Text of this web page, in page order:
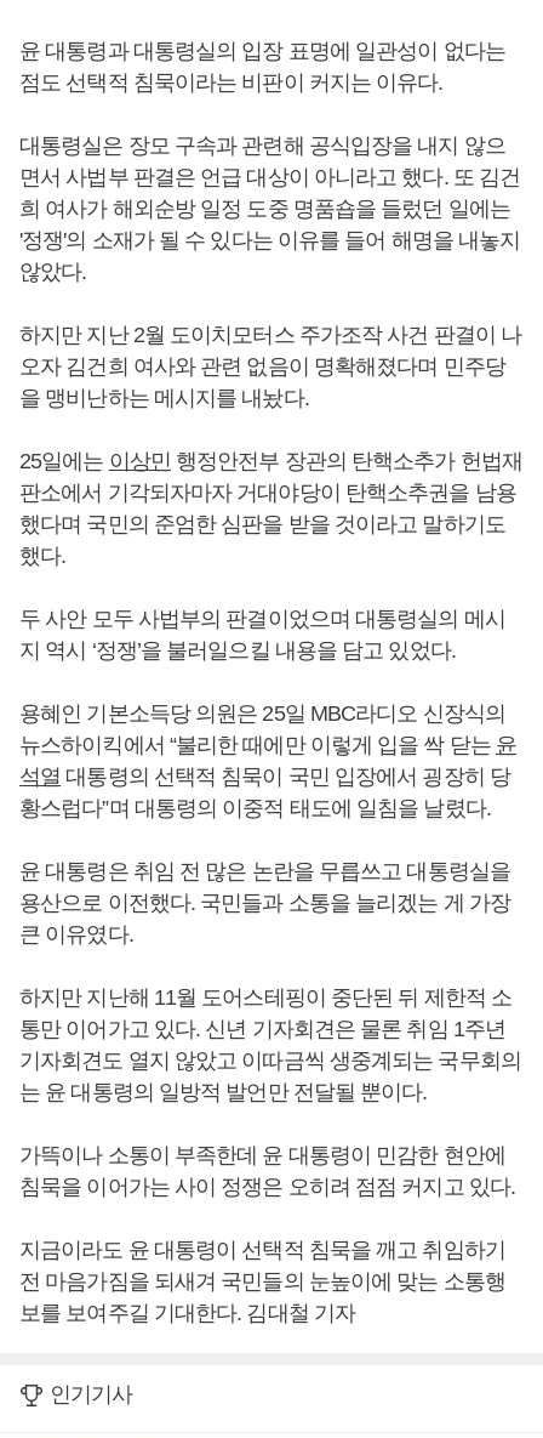
윤 대통령과 대통령실의 입장 표명에 일관성이 없다는
점도 선택적 침묵이라는 비판이 커지는 이유다.
대통령실은 장모 구속과 관련해 공식입장을 내지 않으
면서 사법부 판결은 언급 대상이 아니라고 했다. 또 김건
희 여사가 해외순방 일정 도중 명품숍을 들렀던 일에는
'정쟁'의 소재가 될 수 있다는 이유를 들어 해명을 내놓지
않았다.
하지만 지난 2월 도이치모터스 주가조작 사건 판결이 나
오자 김건희 여사와 관련 없음이 명확해졌다며 민주당
을 맹비난하는 메시지를 내놨다.
25일에는 이상민 행정안전부 장관의 탄핵소추가 헌법재
판소에서 기각되자마자 거대야당이 탄핵소추권을 남용
했다며 국민의 준엄한 심판을 받을 것이라고 말하기도
했다.
두 사안 모두 사법부의 판결이었으며 대통령실의 메시
지 역시 ‘정쟁’을 불러일으킬 내용을 담고 있었다.
용혜인 기본소득당 의원은 25일 MBC라디오 신장식의
뉴스하이킥에서 “불리한 때에만 이렇게 입을 싹 닫는 윤
석열 대통령의 선택적 침묵이 국민 입장에서 굉장히 당
황스럽다”며 대통령의 이중적 태도에 일침을 날렸다.
윤 대통령은 취임 전 많은 논란을 무릅쓰고 대통령실을
용산으로 이전했다. 국민들과 소통을 늘리겠는 게 가장
큰 이유였다.
하지만 지난해 11월 도어스테핑이 중단된 뒤 제한적 소
통만 이어가고 있다. 신년 기자회견은 물론 취임 1주년
기자회견도 열지 않았고 이따금씩 생중계되는 국무회의
는 윤 대통령의 일방적 발언만 전달될 뿐이다.
가뜩이나 소통이 부족한데 윤 대통령이 민감한 현안에
침묵을 이어가는 사이 정쟁은 오히려 점점 커지고 있다.
지금이라도 윤 대통령이 선택적 침묵을 깨고 취임하기
전 마음가짐을 되새겨 국민들의 눈높이에 맞는 소통행
보를 보여주길 기대한다. 김대철 기자
인기기사